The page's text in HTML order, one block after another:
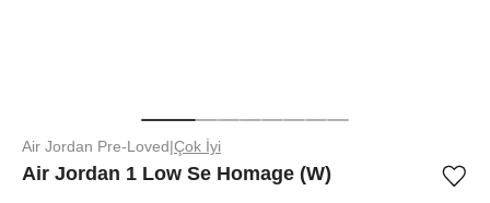
Air Jordan Pre-Loved Çok İyi
Air Jordan 1 Low Se Homage (W)